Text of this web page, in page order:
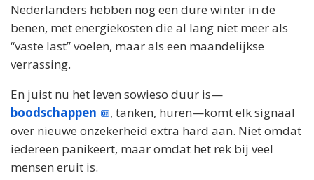
Nederlanders hebben nog een dure winter in de
benen, met energiekosten die al lang niet meer als
“vaste last” voelen, maar als een maandelijkse
verrassing.
En juist nu het leven sowieso duur is—
boodschappen
, tanken, huren—komt elk signaal
over nieuwe onzekerheid extra hard aan. Niet omdat
iedereen panikeert, maar omdat het rek bij veel
mensen eruit is.